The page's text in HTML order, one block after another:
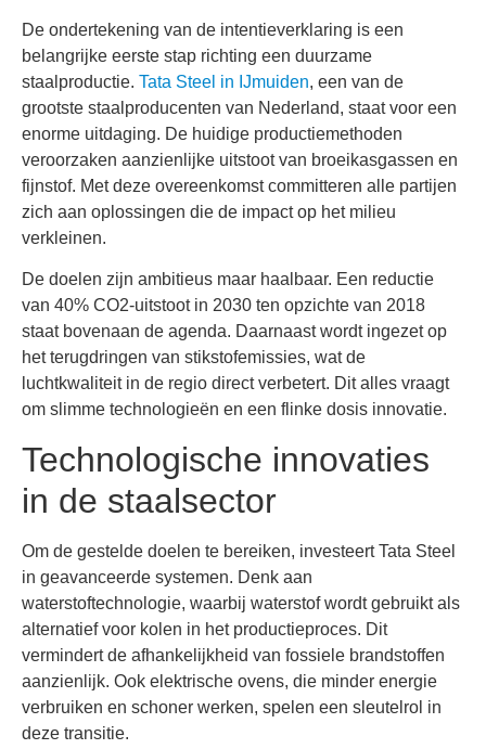
De ondertekening van de intentieverklaring is een
belangrijke eerste stap richting een duurzame
staalproductie. Tata Steel in IJmuiden, een van de
grootste staalproducenten van Nederland, staat voor een
enorme uitdaging. De huidige productiemethoden
veroorzaken aanzienlijke uitstoot van broeikasgassen en
fijnstof. Met deze overeenkomst committeren alle partijen
zich aan oplossingen die de impact op het milieu
verkleinen.
De doelen zijn ambitieus maar haalbaar. Een reductie
van 40% CO2-uitstoot in 2030 ten opzichte van 2018
staat bovenaan de agenda. Daarnaast wordt ingezet op
het terugdringen van stikstofemissies, wat de
luchtkwaliteit in de regio direct verbetert. Dit alles vraagt
om slimme technologieën en een flinke dosis innovatie.
Technologische innovaties
in de staalsector
Om de gestelde doelen te bereiken, investeert Tata Steel
in geavanceerde systemen. Denk aan
waterstoftechnologie, waarbij waterstof wordt gebruikt als
alternatief voor kolen in het productieproces. Dit
vermindert de afhankelijkheid van fossiele brandstoffen
aanzienlijk. Ook elektrische ovens, die minder energie
verbruiken en schoner werken, spelen een sleutelrol in
deze transitie.